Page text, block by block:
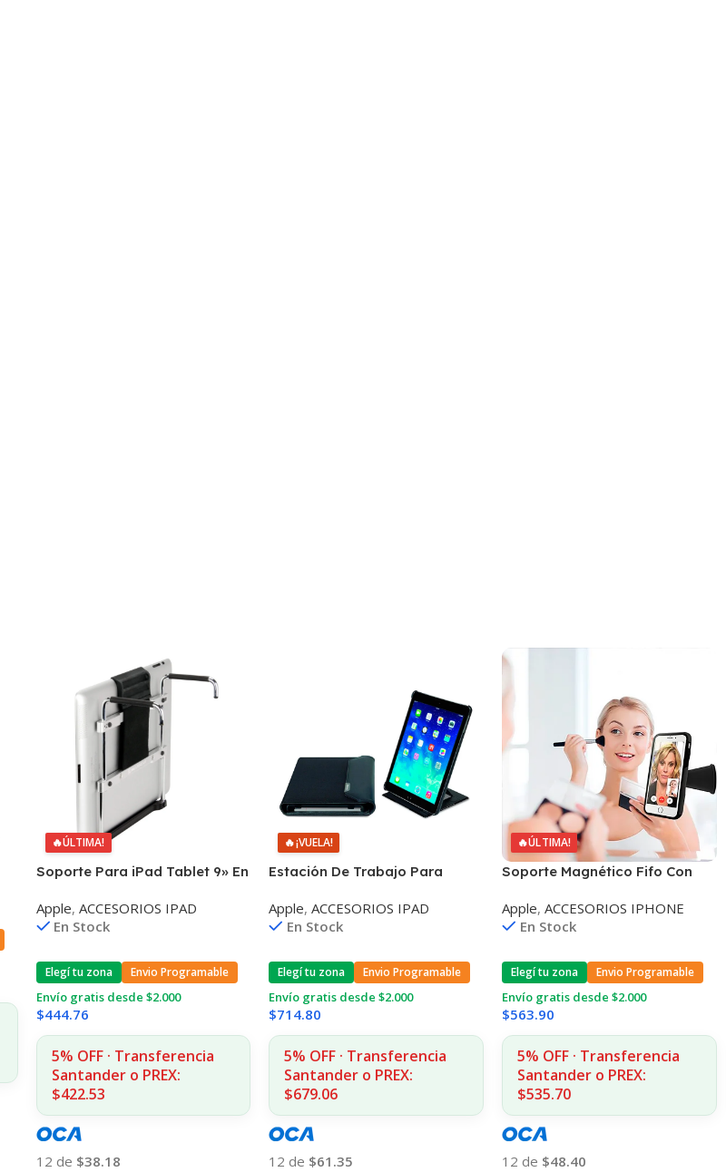
🔥ÚLTIMA!
Soporte Para iPad Tablet 9» En
Apple, ACCESORIOS IPAD
En Stock
Elegí tu zona Envio Programable
Envío gratis desde $2.000
$444.76
5% OFF · Transferencia
Santander o PREX:
$422.53
12 de $38.18
🔥¡VUELA!
Estación De Trabajo Para
Fellowes
Apple, ACCESORIOS IPAD
En Stock
Elegí tu zona Envio Programable
Envío gratis desde $2.000
$714.80
5% OFF · Transferencia
Santander o PREX:
$679.06
12 de $61.35
🔥ÚLTIMA!
Soporte Magnético Fifo Con
Apple, ACCESORIOS IPHONE
En Stock
Elegí tu zona Envio Programable
Envío gratis desde $2.000
$563.90
5% OFF · Transferencia
Santander o PREX:
$535.70
12 de $48.40